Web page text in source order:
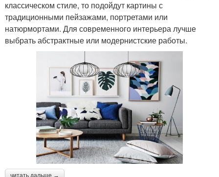
классическом стиле, то подойдут картины с
традиционными пейзажами, портретами или
натюрмортами. Для современного интерьера лучше
выбрать абстрактные или модернистские работы.